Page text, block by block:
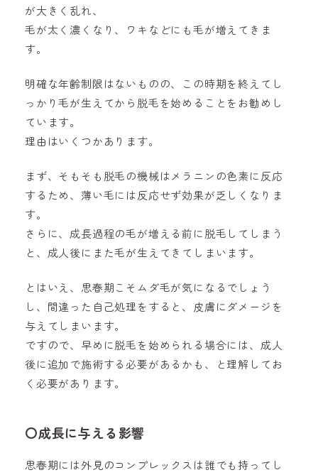
が大きく乱れ、
毛が太く濃くなり、ワキなどにも毛が増えてきま
す。
明確な年齢制限はないものの、この時期を終えてし
っかり毛が生えてから脱毛を始めることをお勧めし
ています。
理由はいくつかあります。
まず、そもそも脱毛の機械はメラニンの色素に反応
するため、薄い毛には反応せず効果が乏しくなりま
す。
さらに、成長過程の毛が増える前に脱毛してしまう
と、成人後にまた毛が生えてきてしまいます。
とはいえ、思春期こそムダ毛が気になるでしょう
し、間違った自己処理をすると、皮膚にダメージを
与えてしまいます。
ですので、早めに脱毛を始められる場合には、成人
後に追加で施術する必要があるかも、と理解してお
く必要があります。
〇成長に与える影響
思春期には外見のコンプレックスは誰でも持ってし